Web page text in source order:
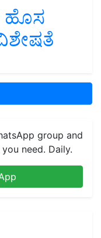
ಹೊಸ
group and
need. Daily.